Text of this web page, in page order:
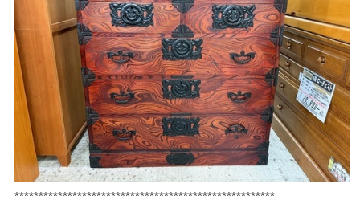
******************************************************